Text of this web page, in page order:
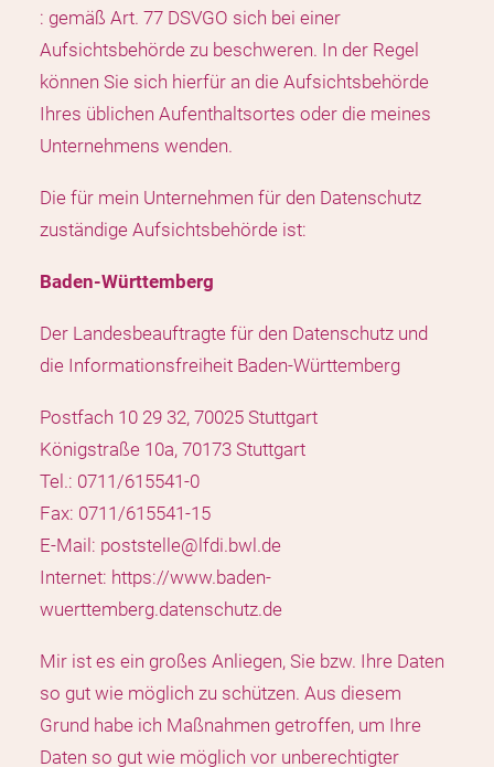
: gemäß Art. 77 DSVGO sich bei einer
Aufsichtsbehörde zu beschweren. In der Regel
können Sie sich hierfür an die Aufsichtsbehörde
Ihres üblichen Aufenthaltsortes oder die meines
Unternehmens wenden.
Die für mein Unternehmen für den Datenschutz
zuständige Aufsichtsbehörde ist:
Baden-Württemberg
Der Landesbeauftragte für den Datenschutz und
die Informationsfreiheit Baden-Württemberg
Postfach 10 29 32, 70025 Stuttgart
Königstraße 10a, 70173 Stuttgart
Tel.: 0711/615541-0
Fax: 0711/615541-15
E-Mail: poststelle@lfdi.bwl.de
Internet: https://www.baden-
wuerttemberg.datenschutz.de
Mir ist es ein großes Anliegen, Sie bzw. Ihre Daten
so gut wie möglich zu schützen. Aus diesem
Grund habe ich Maßnahmen getroffen, um Ihre
Daten so gut wie möglich vor unberechtigter